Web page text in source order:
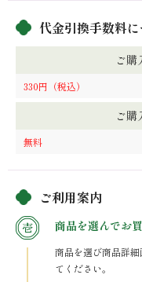
代金引換手数料
ご
330円（税込）
ご購
無料
ご利用案内
商品を選んでお
商品を選び商品詳
てください。